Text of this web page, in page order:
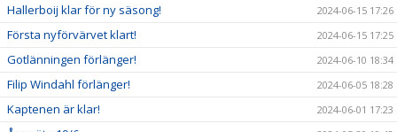
Hallerboij klar för ny säsong! 2024-06-15 17:26
Första nyförvärvet klart! 2024-06-15 17:25
Gotlänningen förlänger! 2024-06-10 18:34
Filip Windahl förlänger! 2024-06-05 18:28
Kaptenen är klar! 2024-06-01 17:23